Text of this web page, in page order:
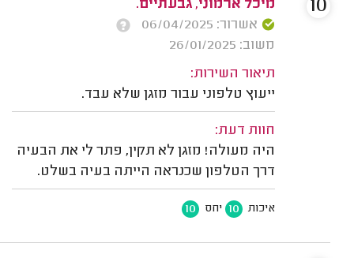
מיכל ארמוני, גבעתיים.
אשרור: 06/04/2025
משוב: 26/01/2025
תיאור השירות:
ייעוץ טלפוני עבור מזגן שלא עבד.
חוות דעת:
היה מעולה! מזגן לא תקין, פתר לי את הבעיה
דרך הטלפון שכנראה הייתה בעיה בשלט.
איכות 10 יחס 10
10